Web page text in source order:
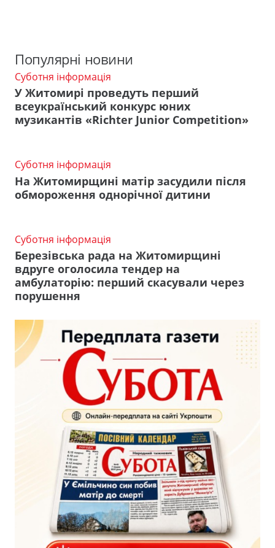
Популярні новини
Суботня інформація
У Житомирі проведуть перший
всеукраїнський конкурс юних
музикантів «Richter Junior Competition»
Суботня інформація
На Житомирщині матір засудили після
обмороження однорічної дитини
Суботня інформація
Березівська рада на Житомирщині
вдруге оголосила тендер на
амбулаторію: перший скасували через
порушення